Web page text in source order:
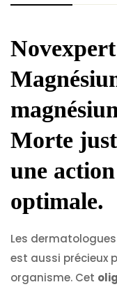
Morte
une
optimale.
Les
est aussi précieux
organisme. Cet